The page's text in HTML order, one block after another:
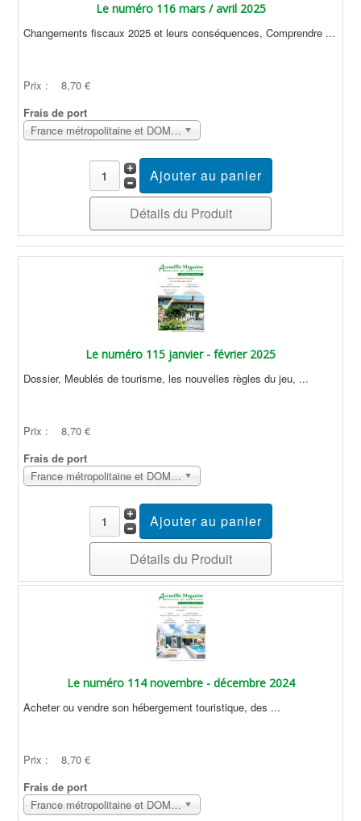
Le numéro 116 mars / avril 2025
Changements fiscaux 2025 et leurs conséquences, Comprendre ...
Prix :
8,70 €
Frais de port
France métropolitaine et DOM Sans surcoût
Détails du Produit
Le numéro 115 janvier - février 2025
Dossier, Meublés de tourisme, les nouvelles règles du jeu, ...
Prix :
8,70 €
Frais de port
France métropolitaine et DOM Sans surcoût
Détails du Produit
Le numéro 114 novembre - décembre 2024
Acheter ou vendre son hébergement touristique, des ...
Prix :
8,70 €
Frais de port
France métropolitaine et DOM Sans surcoût